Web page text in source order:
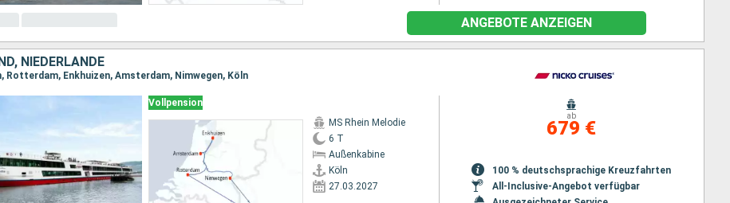
ANGEBOTE ANZEIGEN
NIEDERLANDE
Rotterdam, Enkhuizen, Amsterdam, Nimwegen, Köln
Vollpension
MS Rhein Melodie
6 T
Außenkabine
Köln
27.03.2027
ab
679 €
100 % deutschsprachige Kreuzfahrten
All-Inclusive-Angebot verfügbar